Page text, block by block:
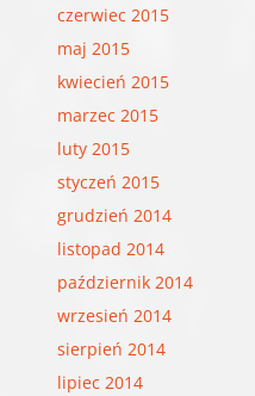
czerwiec 2015
maj 2015
kwiecień 2015
marzec 2015
luty 2015
styczeń 2015
grudzień 2014
listopad 2014
październik 2014
wrzesień 2014
sierpień 2014
lipiec 2014